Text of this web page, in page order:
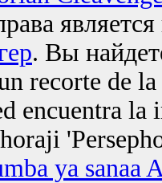
. Вы
recorte de
encuentra la
ya sanaa A